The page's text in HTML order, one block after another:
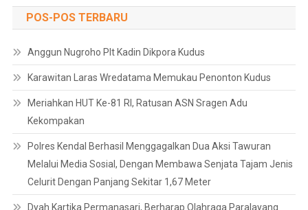
POS-POS TERBARU
Anggun Nugroho Plt Kadin Dikpora Kudus
Karawitan Laras Wredatama Memukau Penonton Kudus
Meriahkan HUT Ke-81 RI, Ratusan ASN Sragen Adu
Kekompakan
Polres Kendal Berhasil Menggagalkan Dua Aksi Tawuran
Melalui Media Sosial, Dengan Membawa Senjata Tajam Jenis
Celurit Dengan Panjang Sekitar 1,67 Meter
Dyah Kartika Permanasari, Berharap Olahraga Paralayang